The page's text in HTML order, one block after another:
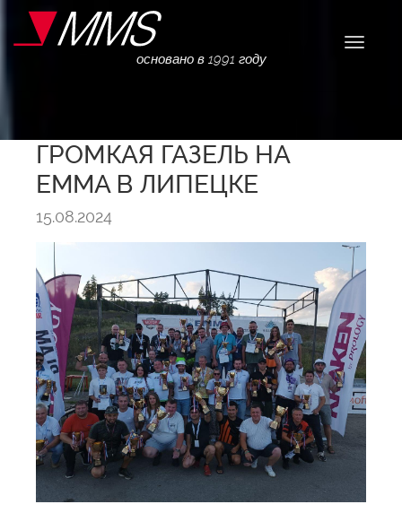
основано в 1991 году
ГРОМКАЯ ГАЗЕЛЬ НА
EMMA В ЛИПЕЦКЕ
15.08.2024